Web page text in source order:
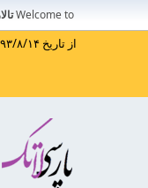
Welcome to
از تاریخ ۱۳۹۳/۸/۱۴ به